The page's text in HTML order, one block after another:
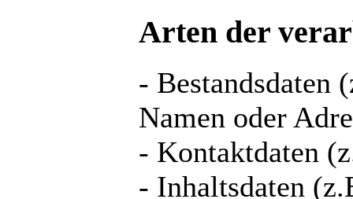
Arten der
- Bestandsdaten
Namen oder
- Kontaktdaten
- Inhaltsdaten